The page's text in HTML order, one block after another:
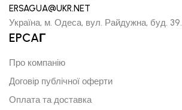
ERSAGUA@UKR.NET
Україна, м. Одеса, вул. Райдужна, буд. 39.
EPCAГ
Про компанію
Договір публічної оферти
Оплата та доставка